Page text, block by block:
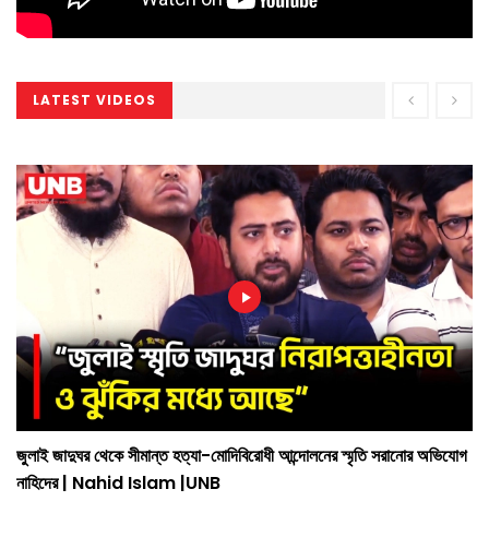
LATEST VIDEOS
জুলাই জাদুঘর থেকে সীমান্ত হত্যা-মোদিবিরোধী আন্দোলনের স্মৃতি সরানোর অভিযোগ
নাহিদের | Nahid Islam |UNB